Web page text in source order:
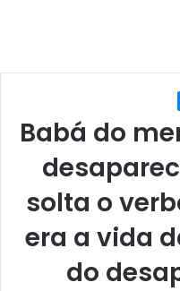
Babá do
solta o
era a vida
do